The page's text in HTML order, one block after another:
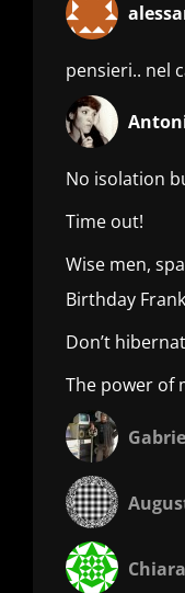
pensieri.. nel
No isolation
Time out!
Wise men,
Birthday
Don’t
The power of